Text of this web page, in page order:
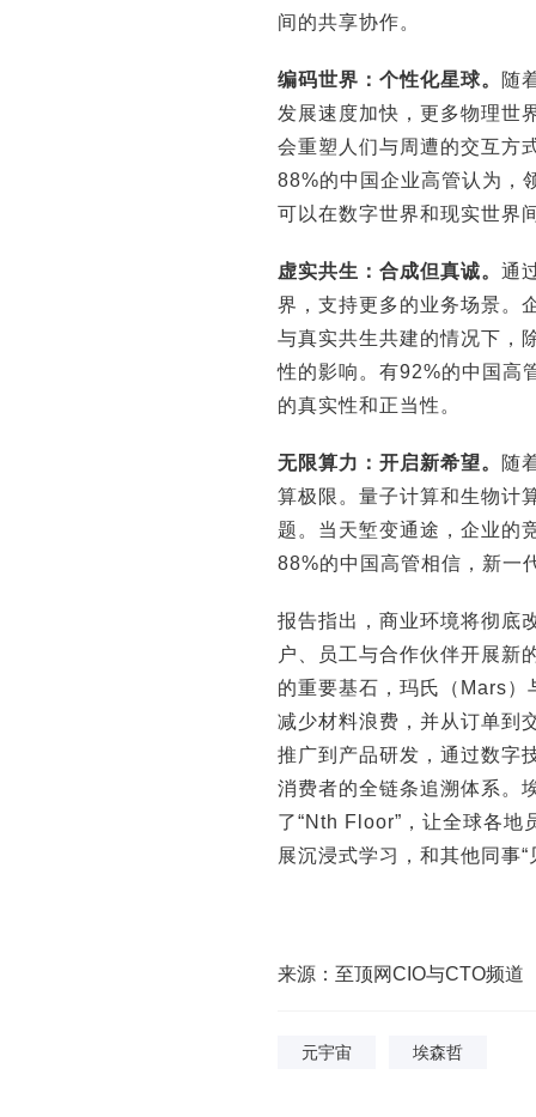
间的共享协作。
编码世界：个性化星球。
随
发展速度加快，更多物理世
会重塑人们与周遭的交互方
88%的中国企业高管认为，
可以在数字世界和现实世界
虚实共生：合成但真诚。 通
界，支持更多的业务场景。
与真实共生共建的情况下，
性的影响。有92%的中国高
的真实性和正当性。
无限算力：开启新希望。
随
算极限。量子计算和生物计
题。当天堑变通途，企业的
88%的中国高管相信，新一
报告指出，商业环境将彻底
户、员工与合作伙伴开展新
的重要基石，玛氏（Mars
减少材料浪费，并从订单到
推广到产品研发，通过数字
消费者的全链条追溯体系。
了“Nth Floor”，让全球各地
展沉浸式学习，和其他同事“
来源：至顶网CIO与CTO频道
元宇宙 埃森哲